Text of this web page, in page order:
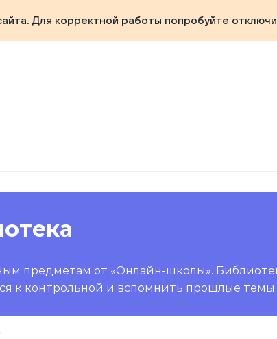
Для корректной работы попробуйте
предметам от «Онлайн-школы».
к контрольной и вспомнить прошлые темы.